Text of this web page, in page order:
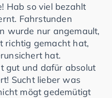
Hab so viel bezahlt
Fahrstunden
wurde nur angemault,
richtig gemacht hat,
hat.
gut und dafür absolut
Sucht lieber was
mögt gedemütigt